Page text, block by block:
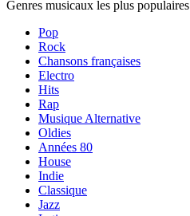
Genres musicaux les plus populaires
Pop
Rock
Chansons françaises
Electro
Hits
Rap
Musique Alternative
Oldies
Années 80
House
Indie
Classique
Jazz